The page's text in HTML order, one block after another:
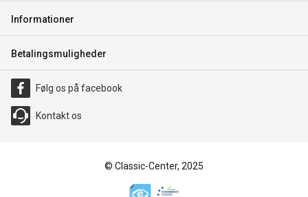
Informationer
Betalingsmuligheder
Følg os på facebook
Kontakt os
© Classic-Center, 2025